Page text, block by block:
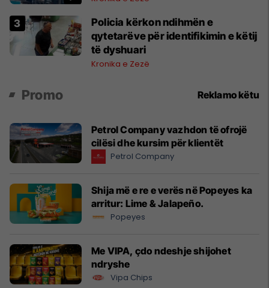
Policia kërkon ndihmën e
qytetarëve për identifikimin e këtij
të dyshuari
Kronika e Zezë
Promo Reklamo këtu
Petrol Company vazhdon të ofrojë
cilësi dhe kursim për klientët
Petrol Company
Shija më e re e verës në Popeyes ka
arritur: Lime & Jalapeño.
Popeyes
Me VIPA, çdo ndeshje shijohet
ndryshe
Vipa Chips